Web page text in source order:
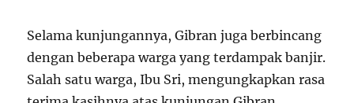
Selama kunjungannya, Gibran juga berbincang
dengan beberapa warga yang terdampak banjir.
Salah satu warga, Ibu Sri, mengungkapkan rasa